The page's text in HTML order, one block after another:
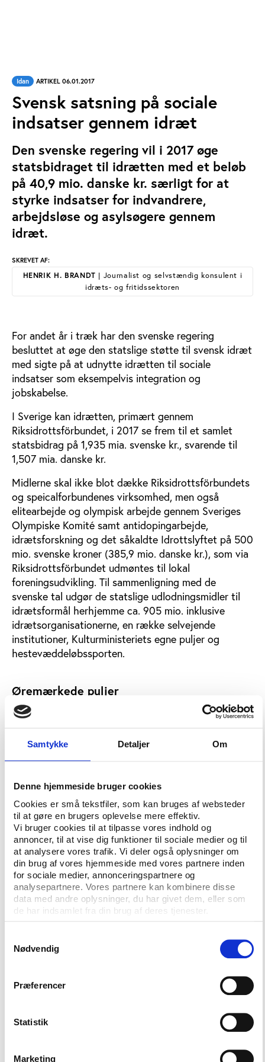
Samtykke Detaljer Om
Denne hjemmeside bruger cookies
Cookies er små tekstfiler, som kan bruges af websteder
til at gøre en brugers oplevelse mere effektiv.
Vi bruger cookies til at tilpasse vores indhold og
annoncer, til at vise dig funktioner til sociale medier og til
at analysere vores trafik. Vi deler også oplysninger om
din brug af vores hjemmeside med vores partnere inden
for sociale medier, annonceringspartnere og
analysepartnere. Vores partnere kan kombinere disse
data med andre oplysninger, du har givet dem, eller som
de har indsamlet fra din brug af deres tjenester.
Nødvendig
Præferencer
Statistik
Marketing
Idan ARTIKEL 06.01.2017
Svensk satsning på sociale
indsatser gennem idræt
Den svenske regering vil i 2017 øge
statsbidraget til idrætten med et beløb
på 40,9 mio. danske kr. særligt for at
styrke indsatser for indvandrere,
arbejdsløse og asylsøgere gennem
idræt.
SKREVET AF:
HENRIK H. BRANDT | Journalist og selvstændig konsulent i
idræts- og fritidssektoren
For andet år i træk har den svenske regering
besluttet at øge den statslige støtte til svensk idræt
med sigte på at udnytte idrætten til sociale
indsatser som eksempelvis integration og
jobskabelse.
I Sverige kan idrætten, primært gennem
Riksidrottsförbundet, i 2017 se frem til et samlet
statsbidrag på 1,935 mia. svenske kr., svarende til
1,507 mia. danske kr.
Midlerne skal ikke blot dække Riksidrottsförbundets
og speicalforbundenes virksomhed, men også
elitearbejde og olympisk arbejde gennem Sveriges
Olympiske Komité samt antidopingarbejde,
idrætsforskning og det såkaldte Idrottslyftet på 500
mio. svenske kroner (385,9 mio. danske kr.), som via
Riksidrottsförbundet udmøntes til lokal
foreningsudvikling. Til sammenligning med de
svenske tal udgør de statslige udlodningsmidler til
idrætsformål herhjemme ca. 905 mio. inklusive
idrætsorganisationerne, en række selvejende
institutioner, Kulturministeriets egne puljer og
hestevæddeløbssporten.
Øremærkede puljer
Nyheden i det svenske statsbidrag til idrætten er, at
budgettet i 2017 forøges med et beløb på 40,9 mio.
særlige sociale formål.
år blive øremærket idrættens arbejde for at styrke
idrættens indsats i udsatte områder. Dertil smider
regeringen yderligere 15,9 mio. kr. oven i en ny og
fortsat gældende pulje fra sidste år på 49,9 mio. kr.,
som er øremærket arbejdet med at integrere og
hjælpe nyankomne asylsøgere og indvandrere
gennem idrætten. Den nye pulje skal gå til at
forbedre mulighederne for beboere på asylcentre for
at deltage i idræt i lokalsamfundet.
eksempelvis ældre arbejdsløse, nyankomne
uddannelser eller arbejdsmarked.
Stor tiltro til idrætsbevægelsen